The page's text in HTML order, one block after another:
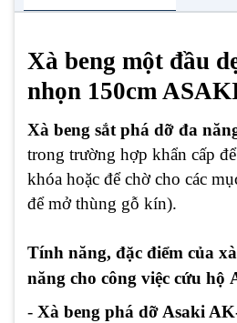
Xà beng một đầu
nhọn 150cm
Xà beng sắt phá dỡ đa
trong trường hợp khẩn cấp
khóa hoặc để chờ cho các
để mở thùng gỗ kín).
Tính năng, đặc điểm của
năng cho công việc cứu hộ
- Xà beng phá dỡ Asaki